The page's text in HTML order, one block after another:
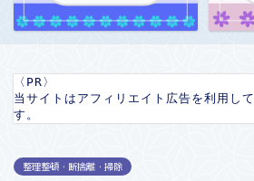
〈PR〉
当サイトはアフィリエイト広告を利用し
す。
整理整頓・断捨離・掃除